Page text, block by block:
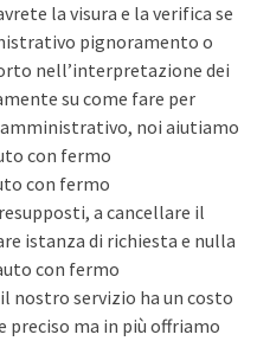
la visura e la verifica se
pignoramento o
nell’interpretazione dei
su come fare per
noi aiutiamo
con fermo
con fermo
a cancellare il
istanza di richiesta e nulla
con fermo
nostro servizio ha un costo
preciso ma in più offriamo